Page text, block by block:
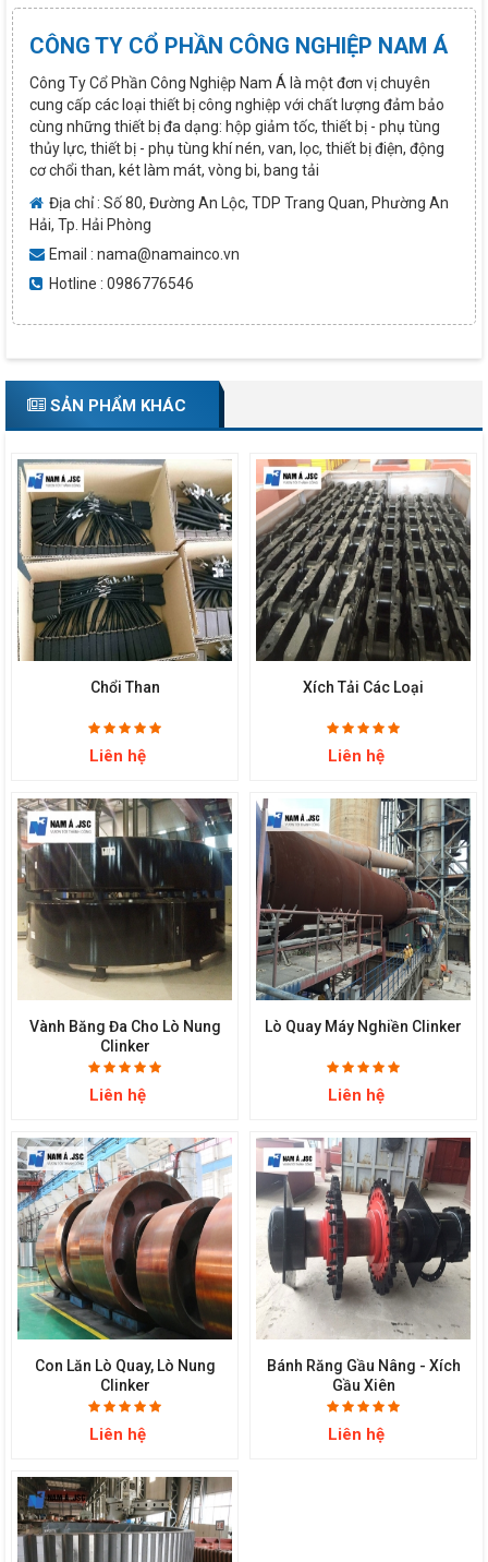
CÔNG TY CỔ PHẦN CÔNG NGHIỆP NAM Á
Công Ty Cổ Phần Công Nghiệp Nam Á là một đơn vị chuyên
cung cấp các loại thiết bị công nghiệp với chất lượng đảm bảo
cùng những thiết bị đa dạng: hộp giảm tốc, thiết bị - phụ tùng
thủy lực, thiết bị - phụ tùng khí nén, van, lọc, thiết bị điện, động
cơ chổi than, két làm mát, vòng bi, bang tải
Địa chỉ : Số 80, Đường An Lộc, TDP Trang Quan, Phường An
Hải, Tp. Hải Phòng
Email : nama@namainco.vn
Hotline : 0986776546
SẢN PHẨM KHÁC
Chổi Than
Liên hệ
Xích Tải Các Loại
Liên hệ
Vành Băng Đa Cho Lò Nung
Clinker
Liên hệ
Lò Quay Máy Nghiền Clinker
Liên hệ
Con Lăn Lò Quay, Lò Nung
Clinker
Liên hệ
Bánh Răng Gầu Nâng - Xích
Gầu Xiên
Liên hệ